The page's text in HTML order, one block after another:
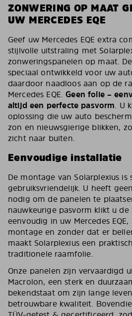
ZONWERING OP MAAT
UW MERCEDES EQE
Geef uw Mercedes EQE extra
stijlvolle uitstraling met
zonweringspanelen op maat.
speciaal ontwikkeld voor uw
daardoor naadloos aan op de
Mercedes EQE.Geen folie –
altijd een perfecte pasvorm. U
oplossing die uw auto
zon en nieuwsgierige blikken,
zicht naar buiten.
Eenvoudige installatie
De montage van Solarplexius is
gebruiksvriendelijk. U heeft
nodig om de panelen te
nauwkeurige pasvorm klikt u
eenvoudig in uw Mercedes
montage en zonder dat er
maakt Solarplexius een
traditionele raamfolie.
Onze panelen zijn vervaardigd
Macrolon, een sterk en
bekendstaat om zijn lange
betrouwbare kwaliteit.